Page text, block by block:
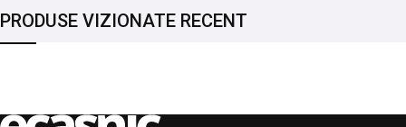
PRODUSE VIZIONATE RECENT